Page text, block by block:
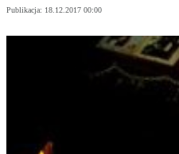
Publikacja: 18.12.2017 00:00